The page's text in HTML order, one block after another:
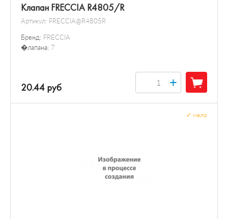
Клапан FRECCIA R4805/R
Артикул: FRECCIA@R4805R
Бренд: FRECCIA
�лапана: 7
20.44 руб +
мало